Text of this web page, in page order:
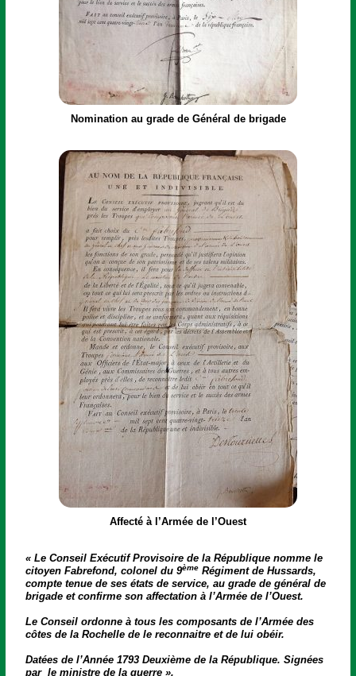
Nomination au grade de Général de brigade
Affecté à l’Armée de l’Ouest
« Le Conseil Exécutif Provisoire de la République nomme le
citoyen Fabrefond, colonel du 9ème Régiment de Hussards,
compte tenue de ses états de service, au grade de général de
brigade et confirme son affectation à l’Armée de l’Ouest.
Le Conseil ordonne à tous les composants de l’Armée des
côtes de la Rochelle de le reconnaitre et de lui obéir.
Datées de l’Année 1793 Deuxième de la République. Signées
par le ministre de la guerre ».